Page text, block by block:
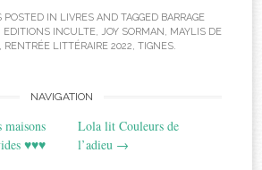
POSTED IN LIVRES AND TAGGED BARRAGE
EDITIONS INCULTE, JOY SORMAN , MAYLIS DE
, RENTRÉE LITTÉRAIRE 2022, TIGNES.
NAVIGATION
♥♥♥
Lola lit Couleurs de
l’adieu →